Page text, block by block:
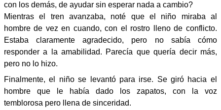
con los demás, de ayudar sin esperar nada a cambio?
Mientras el tren avanzaba, noté que el niño miraba al
hombre de vez en cuando, con el rostro lleno de conflicto.
Estaba claramente agradecido, pero no sabía cómo
responder a la amabilidad. Parecía que quería decir más,
pero no lo hizo.
Finalmente, el niño se levantó para irse. Se giró hacia el
hombre que le había dado los zapatos, con la voz
temblorosa pero llena de sinceridad.